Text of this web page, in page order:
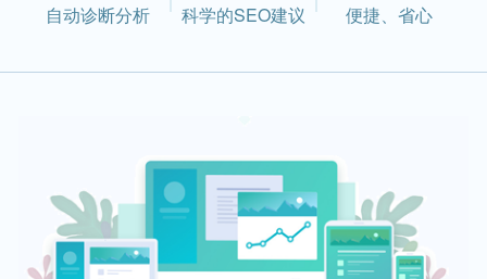
自动诊断分析 科学的SEO建议 便捷、省心